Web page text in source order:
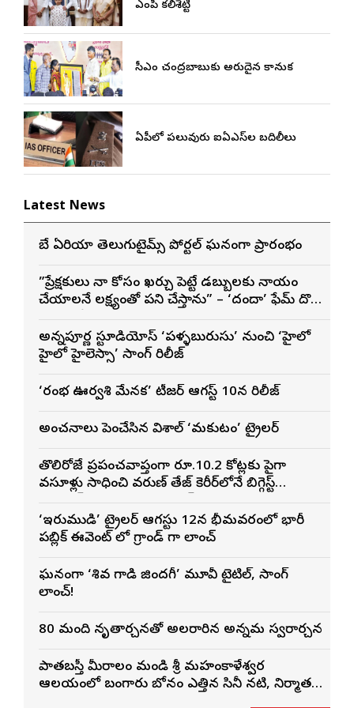
ఎంపీ కలిశెట్టి
సీఎం చంద్రబాబుకు అరుదైన కానుక
ఏపీలో పలువురు ఐఏఎస్‌ల బదిలీలు
Latest News
బే ఏరియా తెలుగుటైమ్స్ పోర్టల్ ఘనంగా ప్రారంభం
”ప్రేక్షకులు నా కోసం ఖర్చు పెట్టే డబ్బులకు న్యాయం
చేయాలనే లక్ష్యంతో పని చేస్తాను” – ‘దందా’ ఫేమ్ దొర
అన్నపూర్ణ స్టూడియోస్ ‘పళ్ళబురుసు’ నుంచి ‘హైలో
హైలో హైలెస్సా’ సాంగ్ రిలీజ్
‘రంభ ఊర్వశి మేనక’ టీజర్ ఆగస్ట్ 10న రిలీజ్
అంచనాలు పెంచేసిన విశాల్ ‘మకుటం’ ట్రైలర్
తొలిరోజే ప్రపంచవ్యాప్తంగా రూ.10.2 కోట్లకు పైగా
వసూళ్లు సాధించి వరుణ్ తేజ్ కెరీర్‌లోనే బిగ్గెస్ట్
‘ఇరుముడి’ ట్రైలర్ ఆగస్టు 12న భీమవరంలో భారీ
పబ్లిక్ ఈవెంట్ లో గ్రాండ్ గా లాంచ్
ఘనంగా ‘శివ గాడి జింద‌గీ’ మూవీ టైటిల్, సాంగ్
లాంచ్!
80 మంది నృత్యార్చనతో అలరారిన అన్నమ స్వరార్చన
పాతబస్తీ మీరాలం మండి శ్రీ మహంకాళేశ్వర
ఆలయంలో బంగారు బోనం ఎత్తిన సినీ నటి, నిర్మాత